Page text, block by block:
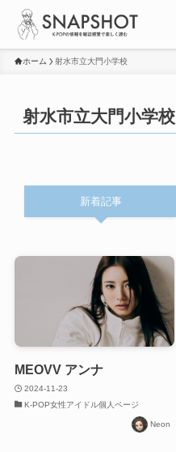
ホーム 射水市立大門小学校
射水市立大門小学校
新着記事
MEOVV アンナ
2024-11-23
K-POP女性アイドル個人ページ
Neon